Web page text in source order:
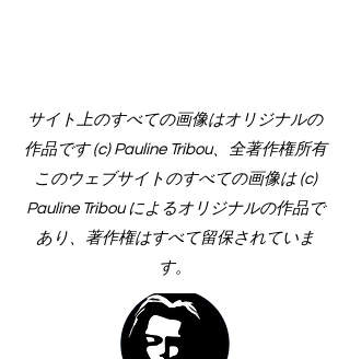
サイト上のすべての画像はオリジナルの
作品です (c) Pauline Tribou、全著作権所有
このウェブサイトのすべての画像は (c)
Pauline Tribou によるオリジナルの作品で
あり、著作権はすべて留保されていま
す。